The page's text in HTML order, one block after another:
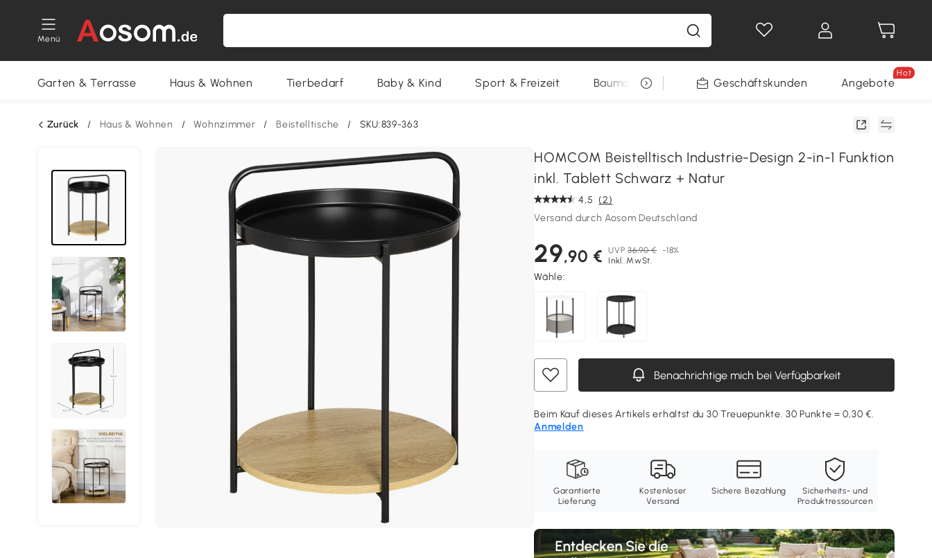
Menü
Gewinnspiele
Garten & Terrasse Haus & Wohnen Tierbedarf Baby & Kind Sport & Freizeit Baumarkt RestpostenGeschäftskunden Angebote
Hot
Zurück / Haus & Wohnen / Wohnzimmer / Beistelltische / SKU:839-363
HOMCOM Beistelltisch Industrie-Design 2-in-1 Funktion
inkl. Tablett Schwarz + Natur
4,5 (2)
Versand durch Aosom Deutschland
29,90 € UVP 36,90 € -18%
Inkl. MwSt.
Wähle:
Benachrichtige mich bei Verfügbarkeit
Beim Kauf dieses Artikels erhältst du 30 Treuepunkte. 30 Punkte = 0,30 €.
Anmelden
Garantierte
Lieferung
Kostenloser
Versand
Sichere Bezahlung
Sicherheits- und
Produktressourcen